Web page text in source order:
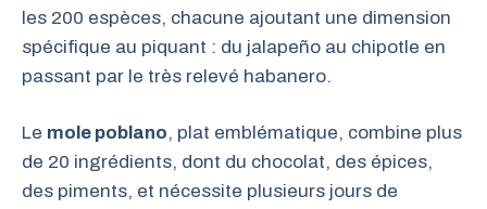
les 200 espèces, chacune ajoutant une dimension
spécifique au piquant : du jalapeño au chipotle en
passant par le très relevé habanero.
Le mole poblano, plat emblématique, combine plus
de 20 ingrédients, dont du chocolat, des épices,
des piments, et nécessite plusieurs jours de